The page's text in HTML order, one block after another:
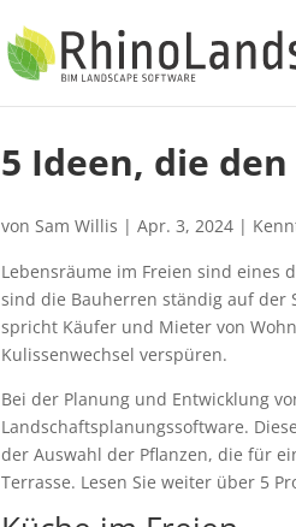
5 Ideen, die
vonSam Willis |Apr. 3, 2024 |
Lebensräume im Freien sind eines
sind die Bauherren ständig auf der
spricht Käufer und Mieter von
Kulissenwechsel verspüren.
Bei der Planung und Entwicklung
Landschaftsplanungssoftware.
der Auswahl der Pflanzen, die für
Terrasse. Lesen Sie weiter über 5